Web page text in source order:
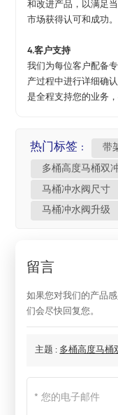
和改进产品，以满足
市场获得认可和成功。
4.客户支持
我们为每位客户配备
产过程中进行详细确
是全程支持您的业务
热门标签 : 带
多桶高度马桶双
马桶冲水阀尺寸
马桶冲水阀升级
留言
如果您对我们的产品
们会尽快回复您。
主题 : 多桶高度马桶